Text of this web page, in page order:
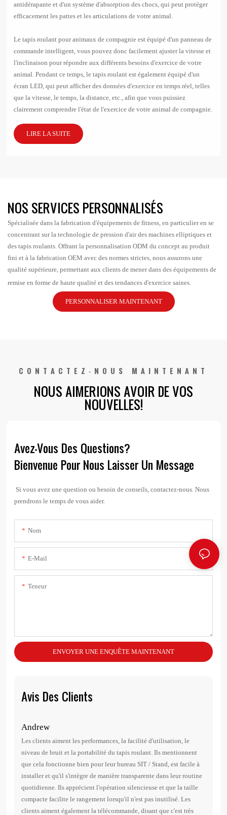
antidérapante et d'un système d'absorption des chocs, qui peut protéger
efficacement les pattes et les articulations de votre animal.
Le tapis roulant pour animaux de compagnie est équipé d'un panneau de
commande intelligent, vous pouvez donc facilement ajuster la vitesse et
l'inclinaison pour répondre aux différents besoins d'exercice de votre
animal. Pendant ce temps, le tapis roulant est également équipé d'un
écran LED, qui peut afficher des données d'exercice en temps réel, telles
que la vitesse, le temps, la distance, etc., afin que vous puissiez
clairement comprendre l'état de l'exercice de votre animal de compagnie.
LIRE LA SUITE
NOS SERVICES PERSONNALISÉS
Spécialisée dans la fabrication d'équipements de fitness, en particulier en se
concentrant sur la technologie de pression d'air des machines elliptiques et
des tapis roulants. Offrant la personnalisation ODM du concept au produit
fini et à la fabrication OEM avec des normes strictes, nous assurons une
qualité supérieure, permettant aux clients de mener dans des équipements de
remise en forme de haute qualité et des tendances d'exercice saines.
PERSONNALISER MAINTENANT
CONTACTEZ-NOUS MAINTENANT
NOUS AIMERIONS AVOIR DE VOS
NOUVELLES!
Avez-Vous Des Questions?
Bienvenue Pour Nous Laisser Un Message
Si vous avez une question ou besoin de conseils, contactez-nous. Nous
prendrons le temps de vous aider.
Nom
E-Mail
Teneur
ENVOYER UNE ENQUÊTE MAINTENANT
Avis Des Clients
Andrew
Les clients aiment les performances, la facilité d'utilisation, le
niveau de bruit et la portabilité du tapis roulant. Ils mentionnent
que cela fonctionne bien pour leur bureau SIT / Stand, est facile à
installer et qu'il s'intègre de manière transparente dans leur routine
quotidienne. Ils apprécient l'opération silencieuse et que la taille
compacte facilite le rangement lorsqu'il n'est pas inutilisé. Les
clients aiment également la télécommande, disant que c'est très